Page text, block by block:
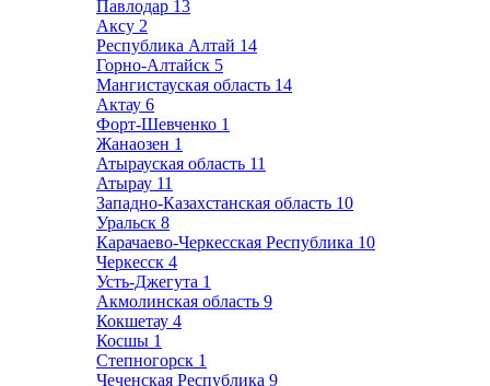
Павлодар 13
Аксу 2
Республика Алтай 14
Горно-Алтайск 5
Мангистауская область 14
Актау 6
Форт-Шевченко 1
Жанаозен 1
Атырауская область 11
Атырау 11
Западно-Казахстанская область 10
Уральск 8
Карачаево-Черкесская Республика 10
Черкесск 4
Усть-Джегута 1
Акмолинская область 9
Кокшетау 4
Косшы 1
Степногорск 1
Чеченская Республика 9